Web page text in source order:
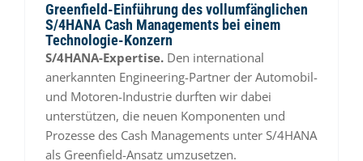
Greenfield-Einführung des vollumfänglichen
S/4HANA Cash Managements bei einem
Technologie-Konzern
S/4HANA-Expertise. Den international
anerkannten Engineering-Partner der Automobil-
und Motoren-Industrie durften wir dabei
unterstützen, die neuen Komponenten und
Prozesse des Cash Managements unter S/4HANA
als Greenfield-Ansatz umzusetzen.